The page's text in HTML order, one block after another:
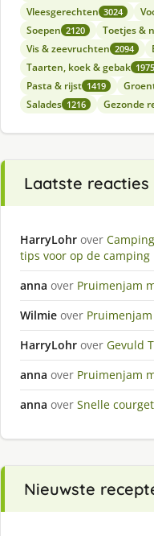
Vleesgerechten 3024
Soepen 2120 Toetjes &
Vis & zeevruchten 2094
Taarten, koek & gebak 1975
Pasta & rijst 1419
Salades 1216 Gezonde
Laatste reacties
HarryLohr over
tips voor op de camping
anna over Pruimenjam
Wilmie over
HarryLohr over Gevuld
anna over Pruimenjam
anna over Snelle
Nieuwste